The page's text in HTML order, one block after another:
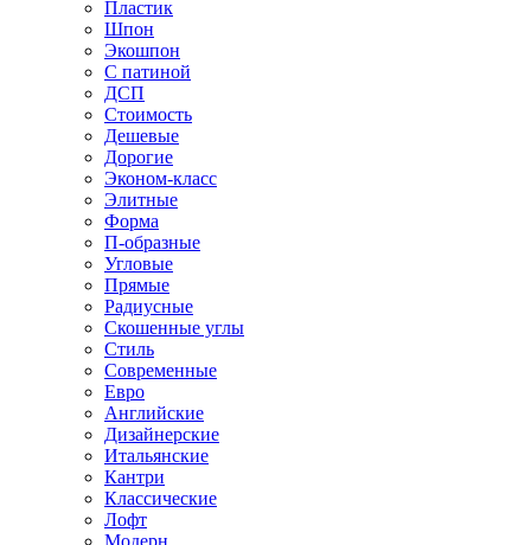
Пластик
Шпон
Экошпон
С патиной
ДСП
Стоимость
Дешевые
Дорогие
Эконом-класс
Элитные
Форма
П-образные
Угловые
Прямые
Радиусные
Скошенные углы
Стиль
Современные
Евро
Английские
Дизайнерские
Итальянские
Кантри
Классические
Лофт
Модерн